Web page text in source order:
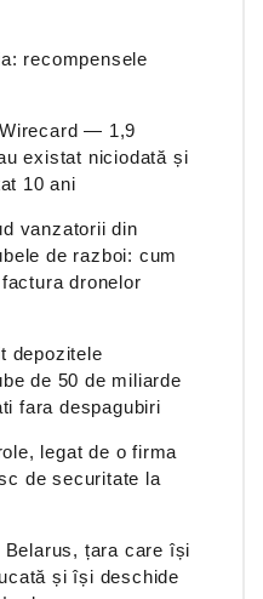
recompensele
— 1,9
existat niciodată și
10 ani
vanzatorii din
de razboi: cum
dronelor
depozitele
de 50 de miliarde
fara despagubiri
legat de o firma
de securitate la
țara care își
și își deschide